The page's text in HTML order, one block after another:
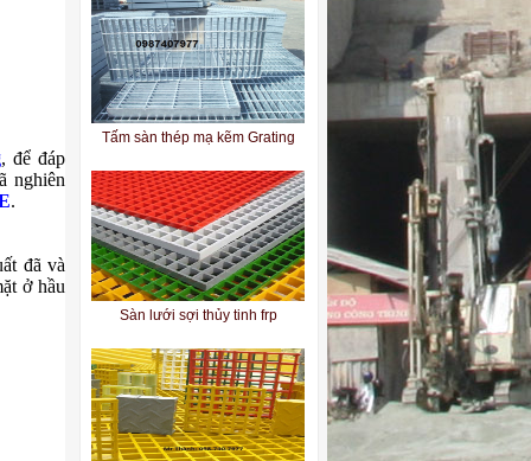
, để đáp
nghiên
.
đã và
ở hầu
Tấm sàn thép mạ kẽm Grating
Sàn lưới sợi thủy tinh frp
Tấm sàn grating frp